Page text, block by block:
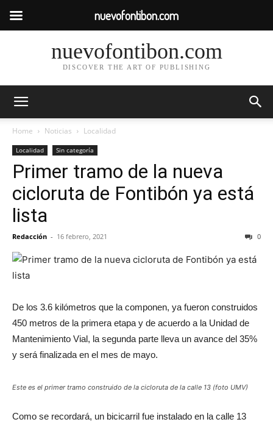
nuevofontibon.com
DISCOVER THE ART OF PUBLISHING
Home Noticias Localidad
Localidad Sin categoría
Primer tramo de la nueva
cicloruta de Fontibón ya está
lista
Redacción - 16 febrero, 2021 0
De los 3.6 kilómetros que la componen, ya fueron construidos
450 metros de la primera etapa y de acuerdo a la Unidad de
Mantenimiento Vial, la segunda parte lleva un avance del 35%
y será finalizada en el mes de mayo.
Este es el primer tramo construido de la cicloruta de la calle 13 (foto UMV)
Como se recordará, un bicicarril fue instalado en la calle 13
nuevofontibon.com